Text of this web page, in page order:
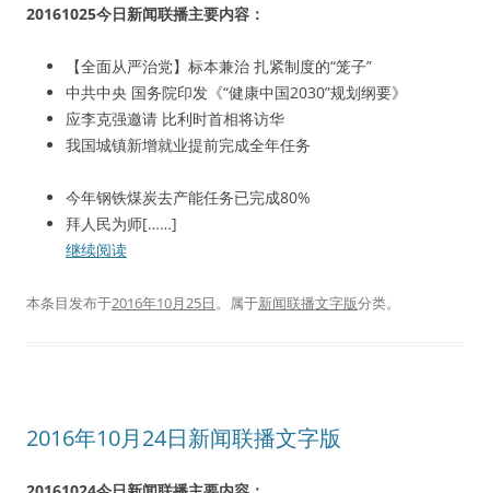
20161025今日新闻联播主要内容：
【全面从严治党】标本兼治 扎紧制度的“笼子”
中共中央 国务院印发《“健康中国2030”规划纲要》
应李克强邀请 比利时首相将访华
我国城镇新增就业提前完成全年任务
今年钢铁煤炭去产能任务已完成80%
拜人民为师[……]
继续阅读
本条目发布于2016年10月25日。属于新闻联播文字版分类。
2016年10月24日新闻联播文字版